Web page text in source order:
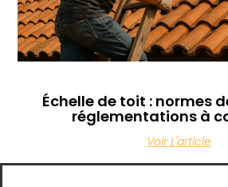
Échelle de toit : normes
réglementations à
Voir L'article